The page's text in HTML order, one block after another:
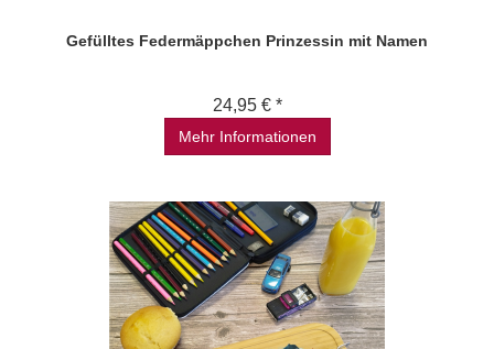
Gefülltes Federmäppchen Prinzessin mit Namen
24,95 € *
Mehr Informationen